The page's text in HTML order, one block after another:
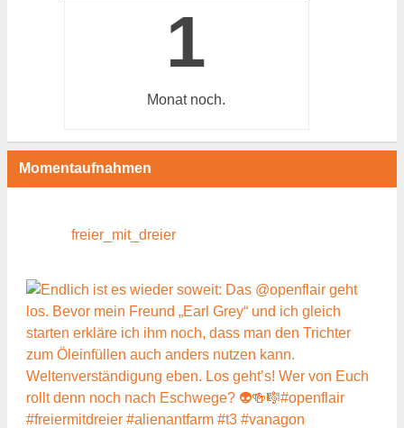
1
Monatnoch.
Momentaufnahmen
freier_mit_dreier